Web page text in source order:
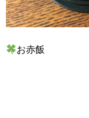
お赤飯